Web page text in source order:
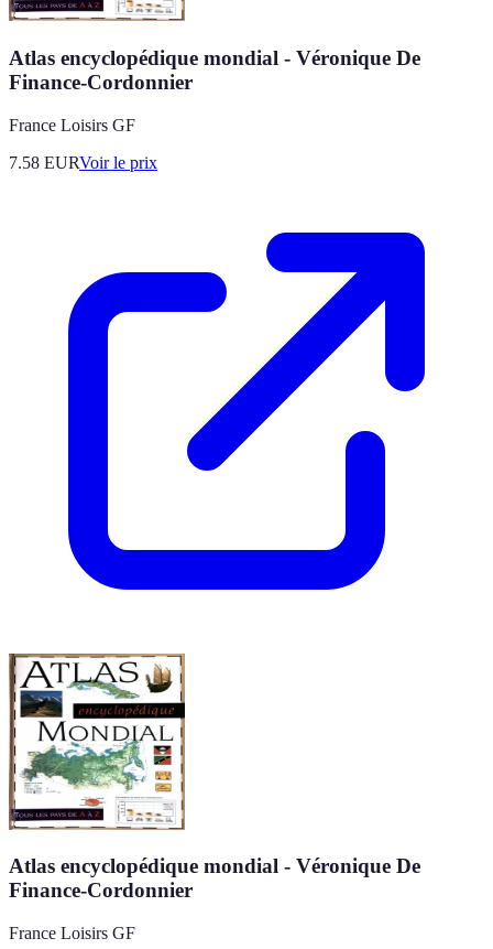
Atlas encyclopédique mondial - Véronique De
Finance-Cordonnier
France Loisirs GF
7.58 EURVoir le prix
Atlas encyclopédique mondial - Véronique De
Finance-Cordonnier
France Loisirs GF